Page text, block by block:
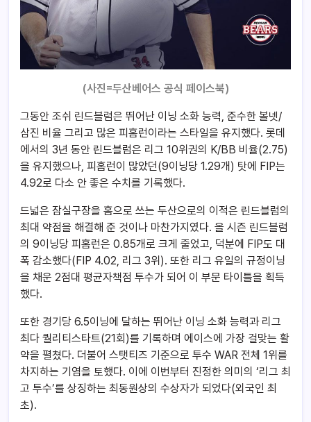
(사진=두산베어스 공식 페이스북)
그동안 조쉬 린드블럼은 뛰어난 이닝 소화 능력, 준수한 볼넷/
삼진 비율 그리고 많은 피홈런이라는 스타일을 유지했다. 롯데
에서의 3년 동안 린드블럼은 리그 10위권의 K/BB 비율(2.75)
을 유지했으나, 피홈런이 많았던(9이닝당 1.29개) 탓에 FIP는
4.92로 다소 안 좋은 수치를 기록했다.
드넓은 잠실구장을 홈으로 쓰는 두산으로의 이적은 린드블럼의
최대 약점을 해결해 준 것이나 마찬가지였다. 올 시즌 린드블럼
의 9이닝당 피홈런은 0.85개로 크게 줄었고, 덕분에 FIP도 대
폭 감소했다(FIP 4.02, 리그 3위). 또한 리그 유일의 규정이닝
을 채운 2점대 평균자책점 투수가 되어 이 부문 타이틀을 획득
했다.
또한 경기당 6.5이닝에 달하는 뛰어난 이닝 소화 능력과 리그
최다 퀄리티스타트(21회)를 기록하며 에이스에 가장 걸맞는 활
약을 펼쳤다. 더불어 스탯티즈 기준으로 투수 WAR 전체 1위를
차지하는 기염을 토했다. 이에 이번부터 진정한 의미의 ‘리그 최
고 투수’를 상징하는 최동원상의 수상자가 되었다(외국인 최
초).